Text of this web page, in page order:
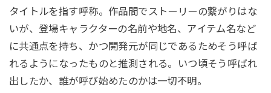
タイトルを指す呼称。作品間でストーリーの繋がりはな
いが、登場キャラクターの名前や地名、アイテム名など
に共通点を持ち、かつ開発元が同じであるためそう呼ば
れるようになったものと推測される。いつ頃そう呼ばれ
出したか、誰が呼び始めたのかは一切不明。